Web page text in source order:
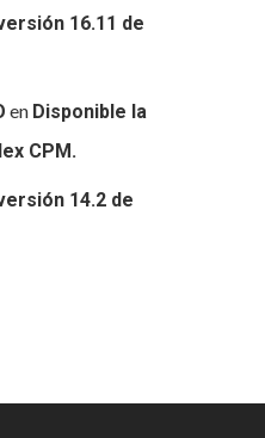
16.11 de
en Disponible la
CPM.
14.2 de